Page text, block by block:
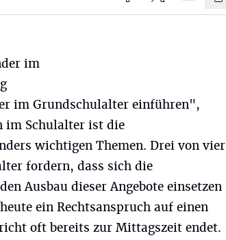
im
im Grundschulalter einführen",
im Schulalter ist die
wichtigen Themen. Drei von vier
fordern, dass sich die
Ausbau dieser Angebote einsetzen
ein Rechtsanspruch auf einen
oft bereits zur Mittagszeit endet.